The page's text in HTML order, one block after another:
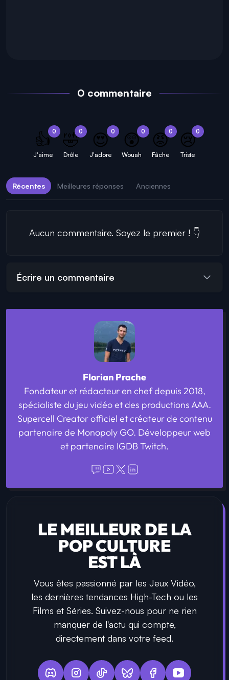
0 commentaire
0
👍
J'aime
0
🤣
Drôle
0
😍
J'adore
0
😲
Wouah
0
😡
Fâché
0
😢
Triste
Récentes Meilleures réponses Anciennes
Aucun commentaire. Soyez le premier ! 👇
Écrire un commentaire
Florian Prache
Fondateur et rédacteur en chef depuis 2018,
spécialiste du jeu vidéo et des productions AAA.
Supercell Creator officiel et créateur de contenu
partenaire de Monopoly GO. Développeur web
et partenaire IGDB Twitch.
LE MEILLEUR DE LA
POP CULTURE
EST LÀ
Vous êtes passionné par les Jeux Vidéo,
les dernières tendances High-Tech ou les
Films et Séries. Suivez-nous pour ne rien
manquer de l'actu qui compte,
directement dans votre feed.